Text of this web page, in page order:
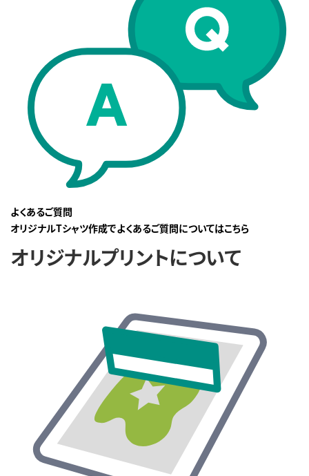
よくあるご質問
オリジナルTシャツ作成でよくあるご質問についてはこちら
オリジナルプリントについて